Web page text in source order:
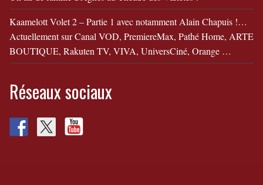
Kaamelott Volet 2 – Partie 1 avec notamment Alain Chapuis !…
Actuellement sur Canal VOD, PremiereMax, Pathé Home, ARTE
BOUTIQUE, Rakuten TV, VIVA, UniversCiné, Orange …
Réseaux sociaux